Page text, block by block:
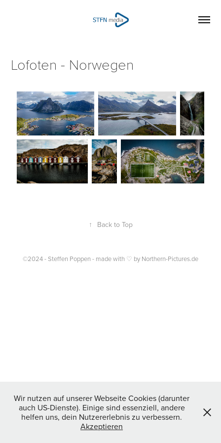
Lofoten - Norwegen
↑ Back to Top
©2024 - Steffen Poppen - made with ♡ by Northern-Pictures.de
Wir nutzen auf unserer Webseite Cookies (darunter
auch US-Dienste). Einige sind essenziell, andere
helfen uns, dein Nutzererlebnis zu verbessern.
Akzeptieren